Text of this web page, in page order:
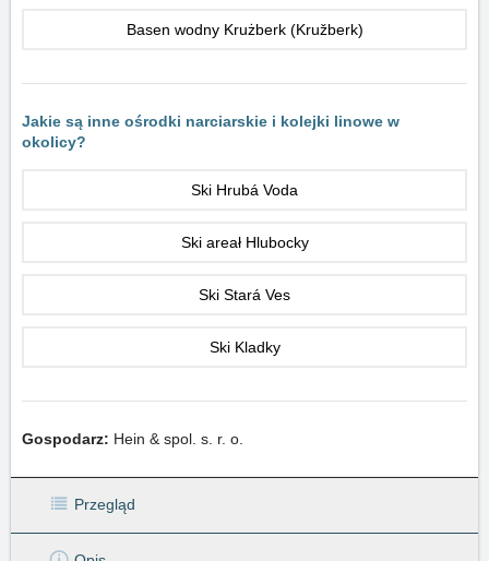
Basen wodny Krużberk (Kružberk)
Jakie są inne ośrodki narciarskie i kolejki linowe w
okolicy?
Ski Hrubá Voda
Ski areał Hlubocky
Ski Stará Ves
Ski Kladky
Gospodarz: Hein & spol. s. r. o.
Przegląd